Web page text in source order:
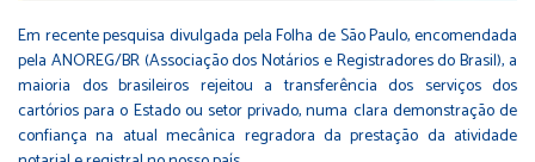
Em recente pesquisa divulgada pela Folha de São Paulo, encomendada
pela ANOREG/BR (Associação dos Notários e Registradores do Brasil), a
maioria dos brasileiros rejeitou a transferência dos serviços dos
cartórios para o Estado ou setor privado, numa clara demonstração de
confiança na atual mecânica regradora da prestação da atividade